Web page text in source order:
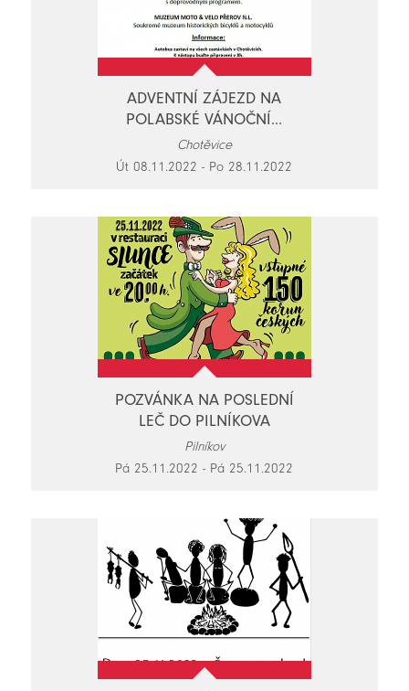
ADVENTNÍ ZÁJEZD NA
POLABSKÉ VÁNOČNÍ...
Chotěvice
Út 08.11.2022 - Po 28.11.2022
POZVÁNKA NA POSLEDNÍ
LEČ DO PILNÍKOVA
Pilníkov
Pá 25.11.2022 - Pá 25.11.2022